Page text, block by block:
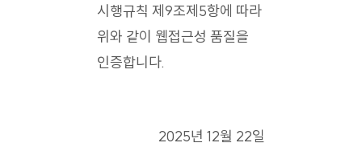
시행규칙 제9조제5항에 따라
위와 같이 웹접근성 품질을
인증합니다.
2025년 12월 22일